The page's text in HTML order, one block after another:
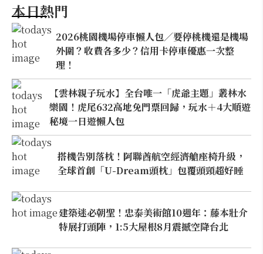
本日熱門
2026桃園機場停車懶人包／要停桃機還是機場
外圍？收費各多少？信用卡停車優惠一次整
理！
【雲林親子玩水】全台唯一「虎爺主題」叢林水
樂園！虎尾632高地免門票回歸，玩水＋4大順遊
秘境一日遊懶人包
搭機告別落枕！阿聯酋航空經濟艙座椅升級，
全球首創「U-Dream頭枕」包覆頭頸超好睡
建築迷必朝聖！忠泰美術館10週年：藤本壯介
特展打頭陣，1:5大屋根8月震撼空降台北